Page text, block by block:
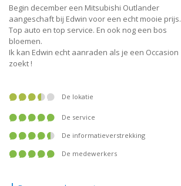
Begin december een Mitsubishi Outlander
aangeschaft bij Edwin voor een echt mooie prijs.
Top auto en top service. En ook nog een bos
bloemen.
Ik kan Edwin echt aanraden als je een Occasion
zoekt !
De lokatie
De service
De informatieverstrekking
De medewerkers